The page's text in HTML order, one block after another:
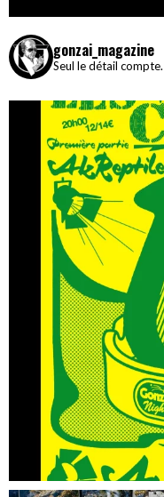
gonzai_magazine
Seul le détail compte.